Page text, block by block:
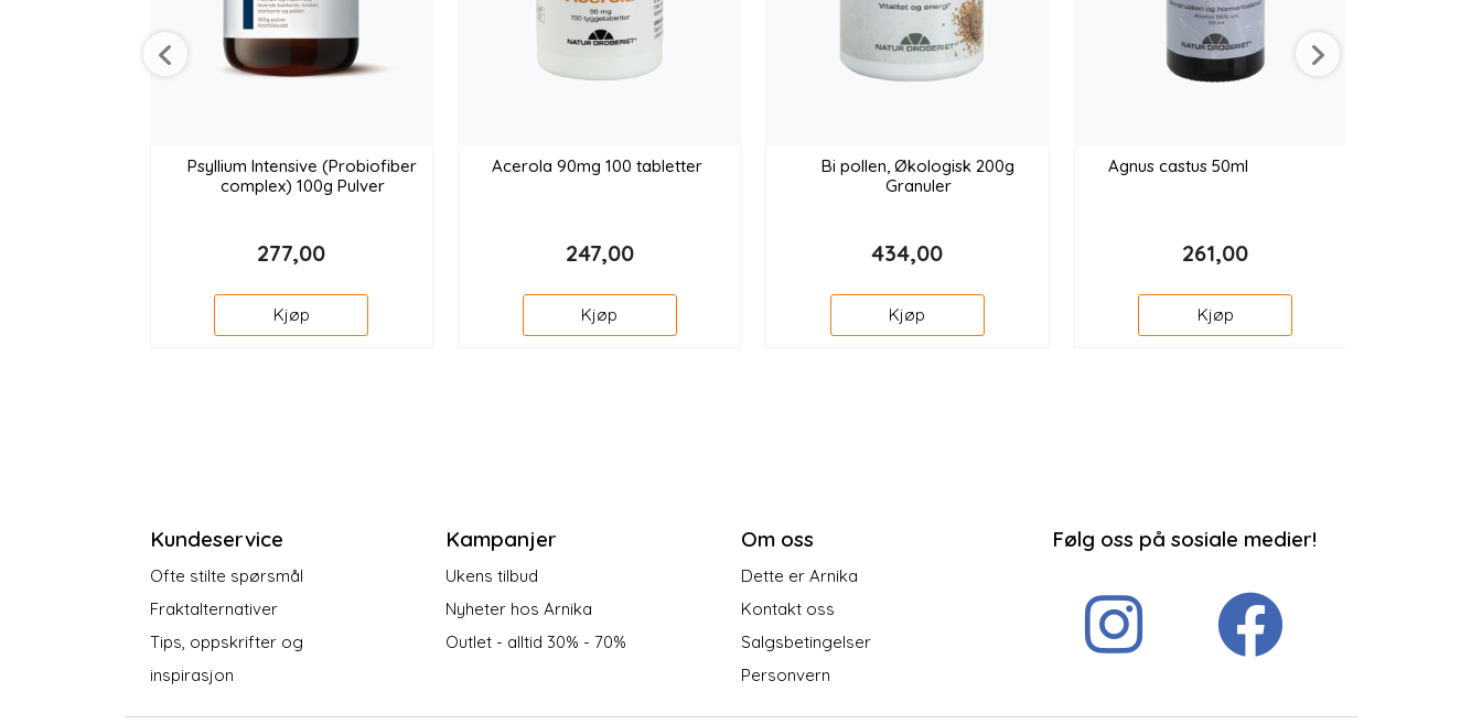
Psyllium Intensive (Probiofiber
complex) 100g Pulver
277,00
Kjøp
Acerola 90mg 100 tabletter
247,00
Kjøp
Bi pollen, Økologisk 200g
Granuler
434,00
Kjøp
Agnus castus 50ml
261,00
Kjøp
Kundeservice
Ofte stilte spørsmål
Fraktalternativer
Tips, oppskrifter og
inspirasjon
Kampanjer
Ukens tilbud
Nyheter hos Arnika
Outlet - alltid 30% - 70%
Om oss
Dette er Arnika
Kontakt oss
Salgsbetingelser
Personvern
Følg oss på sosiale medier!